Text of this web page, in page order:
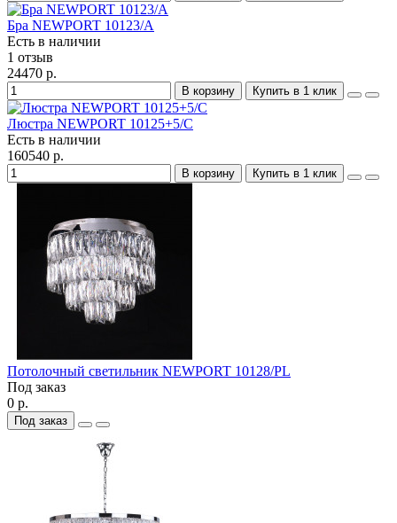
Бра NEWPORT 10123/A
Есть в наличии
1 отзыв
24470 р.
В корзину Купить в 1 клик
Люстра NEWPORT 10125+5/C
Есть в наличии
160540 р.
В корзину Купить в 1 клик
Потолочный светильник NEWPORT 10128/PL
Под заказ
0 р.
Под заказ